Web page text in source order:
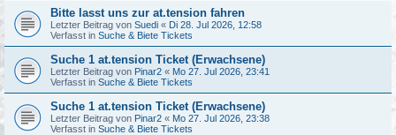
Bitte lasst uns zur at.tension fahren
Letzter Beitrag von Suedi « Di 28. Jul 2026, 12:58
Verfasst in Suche & Biete Tickets
Suche 1 at.tension Ticket (Erwachsene)
Letzter Beitrag von Pinar2 « Mo 27. Jul 2026, 23:41
Verfasst in Suche & Biete Tickets
Suche 1 at.tension Ticket (Erwachsene)
Letzter Beitrag von Pinar2 « Mo 27. Jul 2026, 23:38
Verfasst in Suche & Biete Tickets